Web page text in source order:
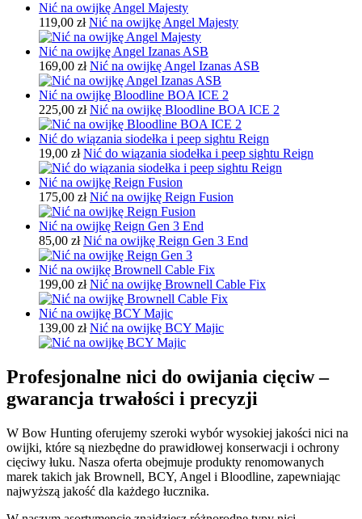
Nić na owijkę Angel Majesty
119,00 złNić na owijkę Angel Majesty
Nić na owijkę Angel Izanas ASB
169,00 złNić na owijkę Angel Izanas ASB
Nić na owijkę Bloodline BOA ICE 2
225,00 złNić na owijkę Bloodline BOA ICE 2
Nić do wiązania siodełka i peep sightu Reign
19,00 złNić do wiązania siodełka i peep sightu Reign
Nić na owijkę Reign Fusion
175,00 złNić na owijkę Reign Fusion
Nić na owijkę Reign Gen 3 End
85,00 złNić na owijkę Reign Gen 3 End
Nić na owijkę Brownell Cable Fix
199,00 złNić na owijkę Brownell Cable Fix
Nić na owijkę BCY Majic
139,00 złNić na owijkę BCY Majic
Profesjonalne nici do owijania cięciw –
gwarancja trwałości i precyzji
W Bow Hunting oferujemy szeroki wybór wysokiej jakości nici na
owijki, które są niezbędne do prawidłowej konserwacji i ochrony
cięciwy łuku. Nasza oferta obejmuje produkty renomowanych
marek takich jak Brownell, BCY, Angel i Bloodline, zapewniając
najwyższą jakość dla każdego łucznika.